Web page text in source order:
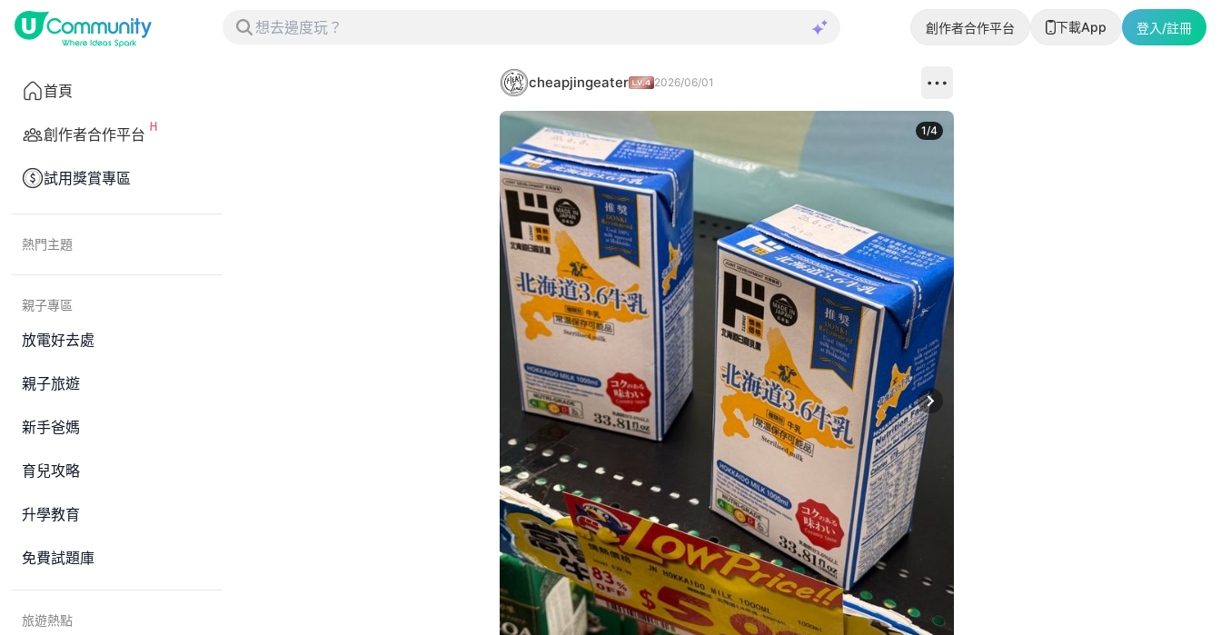
創作者合作平台 下載App 登入/註冊
首頁
創作者合作平台
試用獎賞專區
熱門主題
親子專區
放電好去處
親子旅遊
新手爸媽
育兒攻略
升學教育
免費試題庫
旅遊熱點
cheapjingeater 2026/06/01
Next slide
1/4